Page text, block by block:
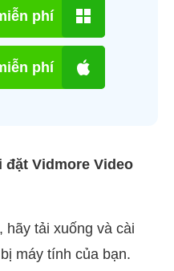
phí
phí
đặt Vidmore Video
hãy tải xuống và cài
máy tính của bạn.